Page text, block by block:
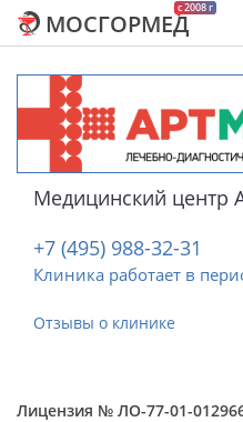
c 2008 г
МОСГОРМЕД
Медицинский центр
+7 (495) 988-32-31
Клиника работает в
Отзывы о клинике
Лицензия № ЛО-77-01-